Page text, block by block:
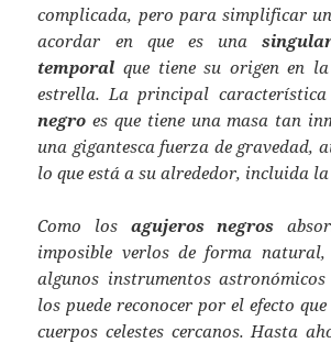
complicada, pero para simplificar
acordar en que es una
temporal que tiene su origen en
estrella. La principal
negro es que tiene una masa tan
una gigantesca fuerza de gravedad,
lo que está a su alrededor, incluida
Como los agujeros negros
imposible verlos de forma
algunos instrumentos
los puede reconocer por el efecto
cuerpos celestes cercanos. Hasta